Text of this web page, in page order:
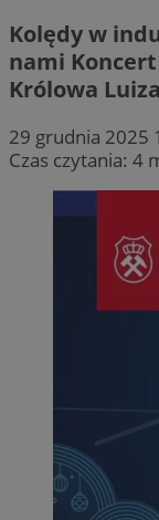
Kolędy w
nami
Królowa Luiza
29 grudnia 2025
Czas czytania: 4